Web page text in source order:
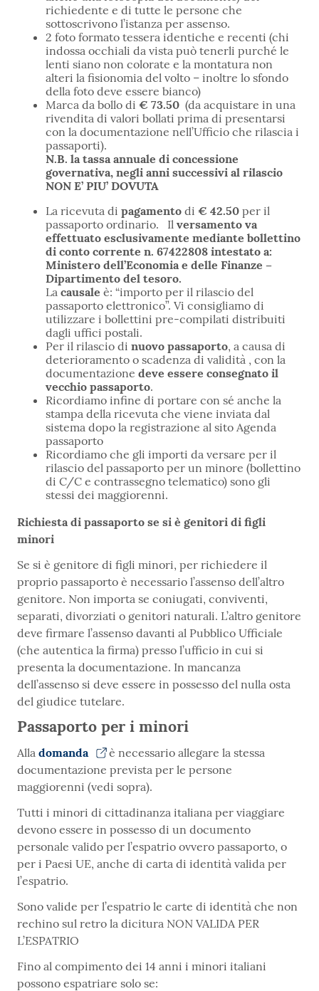
richiedente e di tutte le persone che
sottoscrivono l’istanza per assenso.
2 foto formato tessera identiche e recenti (chi
indossa occhiali da vista può tenerli purché le
lenti siano non colorate e la montatura non
alteri la fisionomia del volto – inoltre lo sfondo
della foto deve essere bianco)
Marca da bollo di € 73.50 (da acquistare in una
rivendita di valori bollati prima di presentarsi
con la documentazione nell’Ufficio che rilascia i
passaporti).
N.B. la tassa annuale di concessione
governativa, negli anni successivi al rilascio
NON E’ PIU’ DOVUTA
La ricevuta di pagamento di € 42.50 per il
passaporto ordinario. Il versamento va
effettuato esclusivamente mediante bollettino
di conto corrente n. 67422808 intestato a:
Ministero dell’Economia e delle Finanze –
Dipartimento del tesoro.
La causale è: “importo per il rilascio del
passaporto elettronico”. Vi consigliamo di
utilizzare i bollettini pre-compilati distribuiti
dagli uffici postali.
Per il rilascio di nuovo passaporto, a causa di
deterioramento o scadenza di validità , con la
documentazione deve essere consegnato il
vecchio passaporto.
Ricordiamo infine di portare con sé anche la
stampa della ricevuta che viene inviata dal
sistema dopo la registrazione al sito Agenda
passaporto
Ricordiamo che gli importi da versare per il
rilascio del passaporto per un minore (bollettino
di C/C e contrassegno telematico) sono gli
stessi dei maggiorenni.
Richiesta di passaporto se si è genitori di figli
minori
Se si è genitore di figli minori, per richiedere il
proprio passaporto è necessario l’assenso dell’altro
genitore. Non importa se coniugati, conviventi,
separati, divorziati o genitori naturali. L’altro genitore
deve firmare l’assenso davanti al Pubblico Ufficiale
(che autentica la firma) presso l’ufficio in cui si
presenta la documentazione. In mancanza
dell’assenso si deve essere in possesso del nulla osta
del giudice tutelare.
Passaporto per i minori
Alla domanda
è necessario allegare la stessa
documentazione prevista per le persone
maggiorenni (vedi sopra).
Tutti i minori di cittadinanza italiana per viaggiare
devono essere in possesso di un documento
personale valido per l’espatrio ovvero passaporto, o
per i Paesi UE, anche di carta di identità valida per
l’espatrio.
Sono valide per l’espatrio le carte di identità che non
rechino sul retro la dicitura NON VALIDA PER
L’ESPATRIO
Fino al compimento dei 14 anni i minori italiani
possono espatriare solo se: